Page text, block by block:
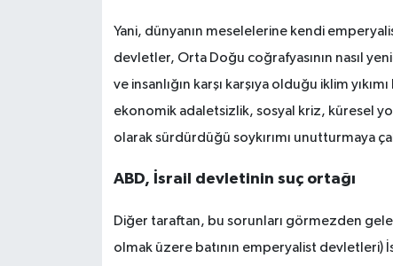
Yani, dünyanın meselelerine kendi
devletler, Orta Doğu coğrafyasının nasıl
ve insanlığın karşı karşıya olduğu iklim
ekonomik adaletsizlik, sosyal kriz, küresel
olarak sürdürdüğü soykırımı unutturmaya
ABD, İsrail devletinin suç ortağı
Diğer taraftan, bu sorunları görmezden
olmak üzere batının emperyalist devletleri)